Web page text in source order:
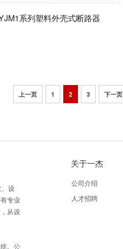
系列塑料外壳式断路器
上一页 1 2 3 下一页
设
专业
从设
。公
关于一杰
公司介绍
人才招聘